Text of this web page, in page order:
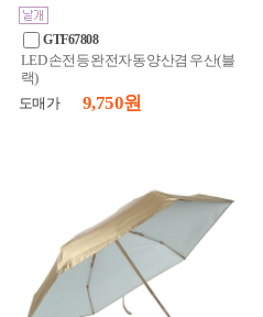
GTF67808
LED 손전등 완전자동 양산겸 우산(블
랙)
도매가
9,750 원